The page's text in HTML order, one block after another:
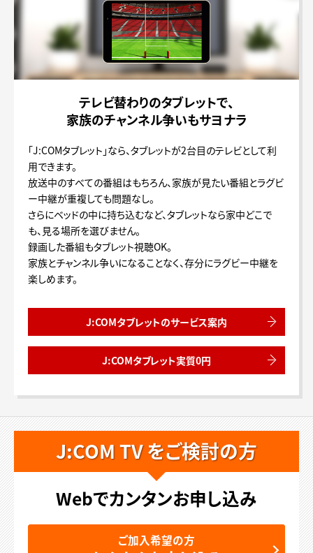
テレビ替わりのタブレットで、
家族のチャンネル争いもサヨナラ
「J:COMタブレット」なら、タブレットが2台目のテレビとして利
用できます。
放送中のすべての番組はもちろん、家族が見たい番組とラグビ
ー中継が重複しても問題なし。
さらにベッドの中に持ち込むなど、タブレットなら家中どこで
も、見る場所を選びません。
録画した番組もタブレット視聴OK。
家族とチャンネル争いになることなく、存分にラグビー中継を
楽しめます。
J:COMタブレットのサービス案内
J:COMタブレット実質0円
J:COM TV をご検討の方
Webでカンタンお申し込み
ご加入希望の方